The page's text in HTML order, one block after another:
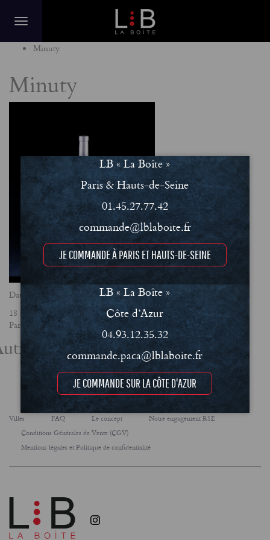
Minuty
Minuty
Date
18 septembre 2019
Partager
actualités
Villes FAQ Le concept
Notre engagement RSE
Conditions Générales de Vente (CGV)
Mentions légales et Politique de confidentialité
LB « La Boîte »
Paris & Hauts-de-Seine
01.45.27.77.42
commande@lblaboite.fr
JE COMMANDE À PARIS ET HAUTS-DE-SEINE
LB « La Boîte »
Côte d’Azur
04.93.12.35.32
commande.paca@lblaboite.fr
JE COMMANDE SUR LA CÔTE D'AZUR